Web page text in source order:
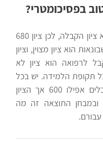
בפסיכומטרי?
אין דבר כזה. זכרו שציון טוב הוא ציון הקבלה, לכן ציון 680
הוא ציון מצוין, וציון
לרפואה הוא ציון לא
תקופת הלמידה. יש בכל
שנה אלפי תלמידים שלא מקבלים אפילו 600 אך הציון
התוצאה זה מה